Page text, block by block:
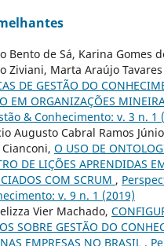
Bento de Sá, Karina Gomes
Ziviani, Marta Araújo
DE GESTÃO DO
EM ORGANIZAÇÕES
& Conhecimento: v. 3 n. 1
Augusto Cabral Ramos
O USO DE
DE LIÇÕES APRENDIDAS
COM SCRUM ,
v. 9 n. 1 (2019)
Vier Machado,
SOBRE GESTÃO DO
EMPRESAS NO BRASIL ,